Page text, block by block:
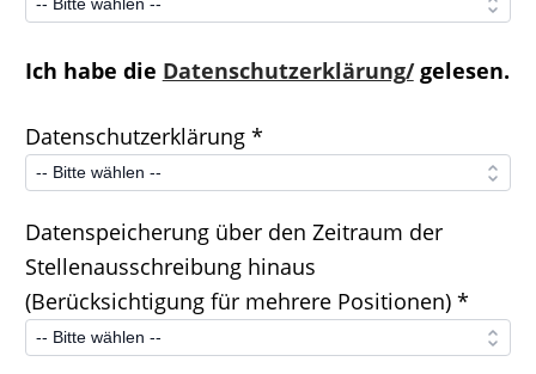
Ich habe die Datenschutzerklärung/gelesen.
Datenschutzerklärung *
Datenspeicherung über den Zeitraum der
Stellenausschreibung hinaus
(Berücksichtigung für mehrere Positionen) *